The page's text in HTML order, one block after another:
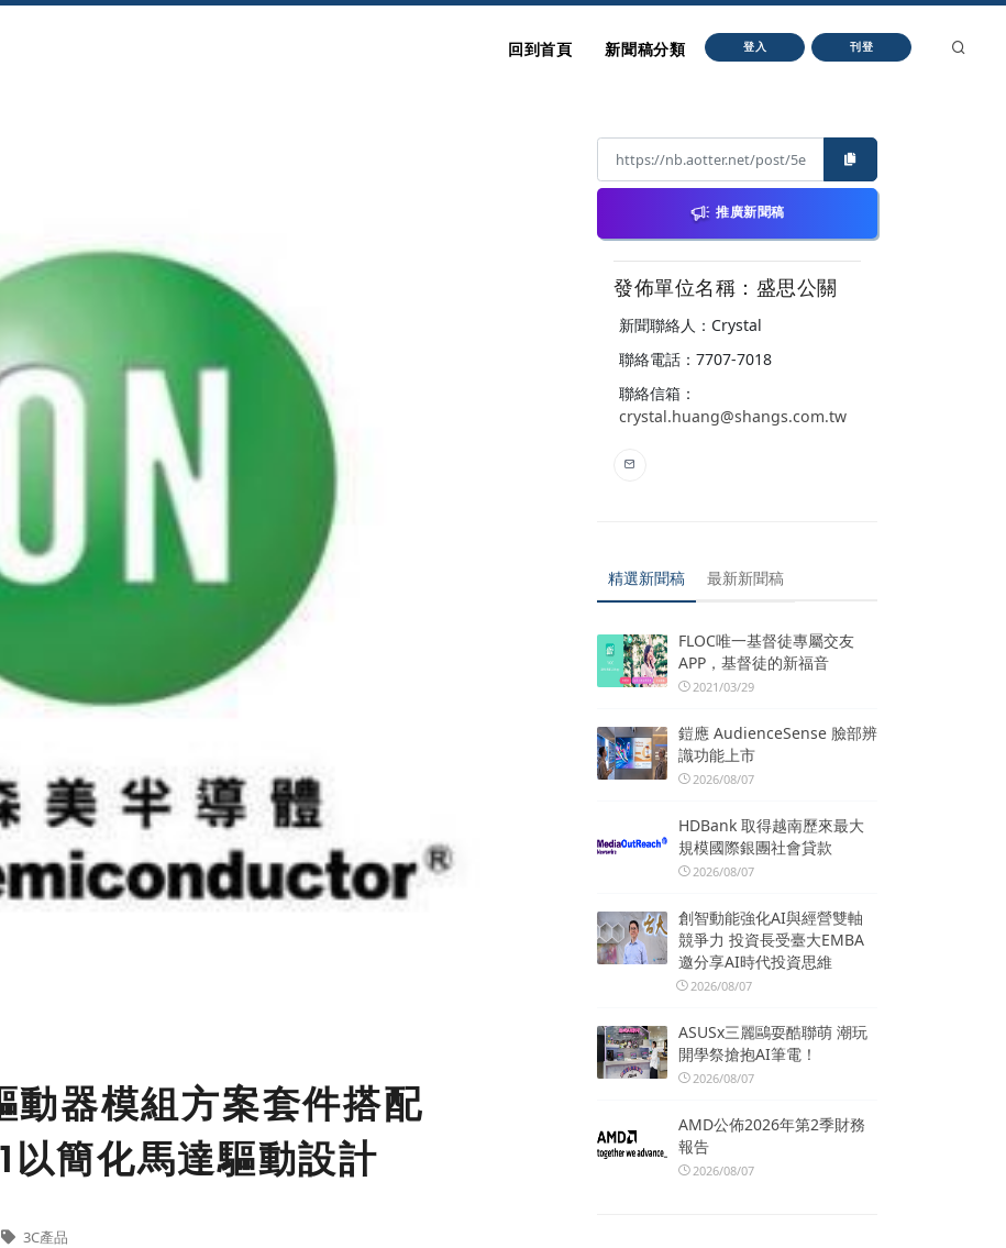
回到首頁 新聞稿分類 登入 刊登
動器模組方案套件搭配
簡化馬達驅動設計
3C產品
推廣新聞稿
發佈單位名稱：盛思公關
新聞聯絡人：Crystal
聯絡電話：7707-7018
聯絡信箱：
crystal.huang@shangs.com.tw
精選新聞稿 最新新聞稿
FLOC唯一基督徒專屬交友
APP，基督徒的新福音
2021/03/29
鎧應 AudienceSense 臉部辨
識功能上市
2026/08/07
HDBank 取得越南歷來最大
規模國際銀團社會貸款
2026/08/07
創智動能強化AI與經營雙軸
競爭力 投資長受臺大EMBA
邀分享AI時代投資思維
2026/08/07
ASUSx三麗鷗耍酷聯萌 潮玩
開學祭搶抱AI筆電！
2026/08/07
AMD公佈2026年第2季財務
報告
2026/08/07